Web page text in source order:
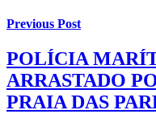
Previous Post
POLÍCIA
ARRASTADO
PRAIA DAS